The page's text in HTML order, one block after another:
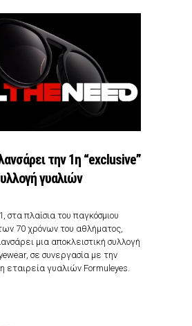
την 1η “exclusive”
γυαλιών
στα πλαίσια του παγκόσμιου
70 χρόνων του αθλήματος,
μια αποκλειστική συλλογή
σε συνεργασία με την
εταιρεία γυαλιών Formuleyes.